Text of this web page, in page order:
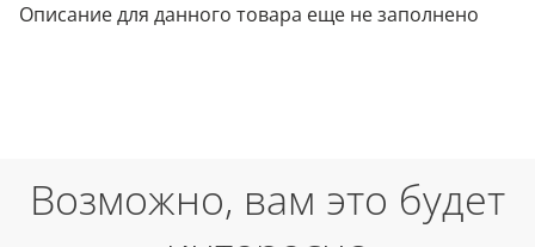
Описание для данного товара еще не заполнено
Возможно, вам это будет